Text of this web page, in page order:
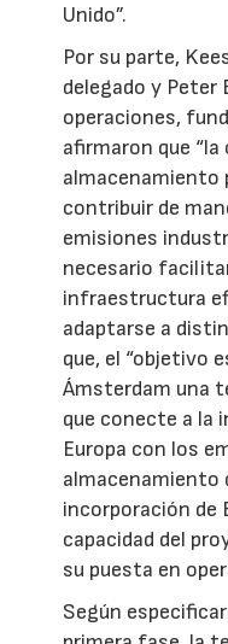
Unido”.
Por su parte,
delegado y Peter
operaciones,
afirmaron que “la
almacenamiento
contribuir de
emisiones
necesario
infraestructura
adaptarse a
que, el “objetivo
Ámsterdam una
que conecte a la
Europa con los
almacenamiento
incorporación de
capacidad del
su puesta en
Según